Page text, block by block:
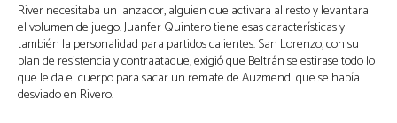
River necesitaba un lanzador, alguien que activara al resto y levantara
el volumen de juego. Juanfer Quintero tiene esas características y
también la personalidad para partidos calientes. San Lorenzo, con su
plan de resistencia y contraataque, exigió que Beltrán se estirase todo lo
que le da el cuerpo para sacar un remate de Auzmendi que se había
desviado en Rivero.